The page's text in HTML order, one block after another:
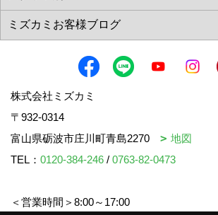
株式会社ミズカミ
〒932-0314
富山県砺波市庄川町青島2270
地図
TEL： 0120-384-246 / 0763-82-0473
＜営業時間＞8:00～17:00